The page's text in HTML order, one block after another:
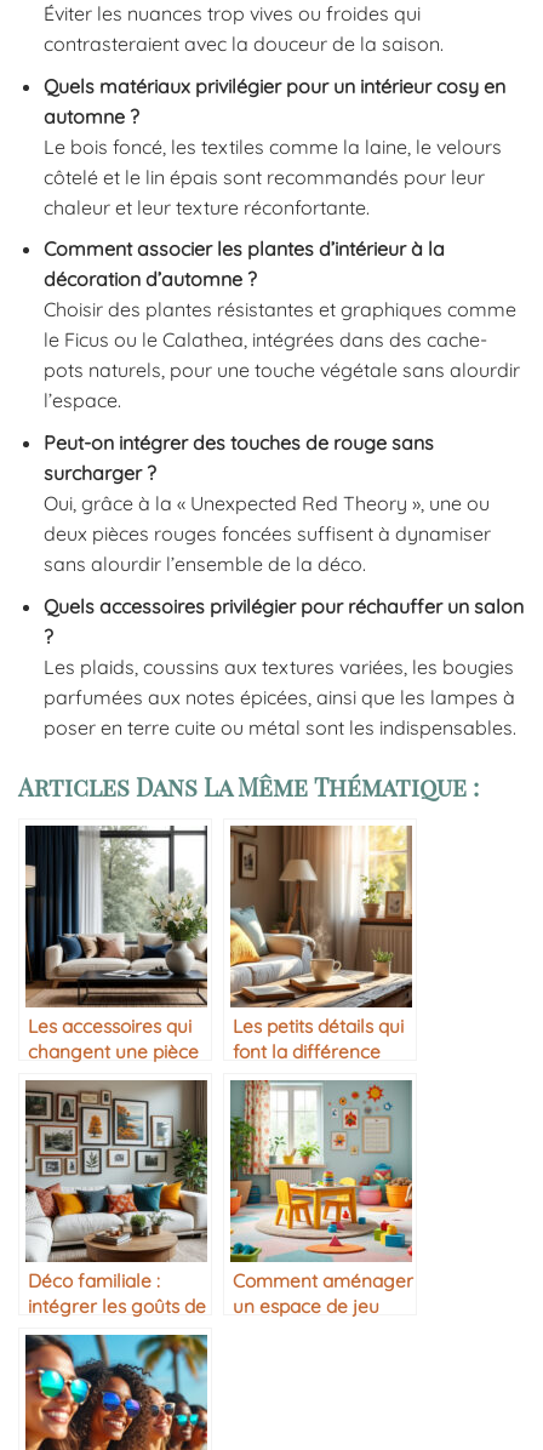
Éviter les nuances trop vives ou froides qui
contrasteraient avec la douceur de la saison.
Quels matériaux privilégier pour un intérieur cosy en
automne ?
Le bois foncé, les textiles comme la laine, le velours
côtelé et le lin épais sont recommandés pour leur
chaleur et leur texture réconfortante.
Comment associer les plantes d’intérieur à la
décoration d’automne ?
Choisir des plantes résistantes et graphiques comme
le Ficus ou le Calathea, intégrées dans des cache-
pots naturels, pour une touche végétale sans alourdir
l’espace.
Peut-on intégrer des touches de rouge sans
surcharger ?
Oui, grâce à la « Unexpected Red Theory », une ou
deux pièces rouges foncées suffisent à dynamiser
sans alourdir l’ensemble de la déco.
Quels accessoires privilégier pour réchauffer un salon
?
Les plaids, coussins aux textures variées, les bougies
parfumées aux notes épicées, ainsi que les lampes à
poser en terre cuite ou métal sont les indispensables.
Articles Dans La Même Thématique :
Les accessoires qui
changent une pièce
Les petits détails qui
font la différence
dans la maison
Déco familiale :
intégrer les goûts de
chacun
Comment aménager
un espace de jeu